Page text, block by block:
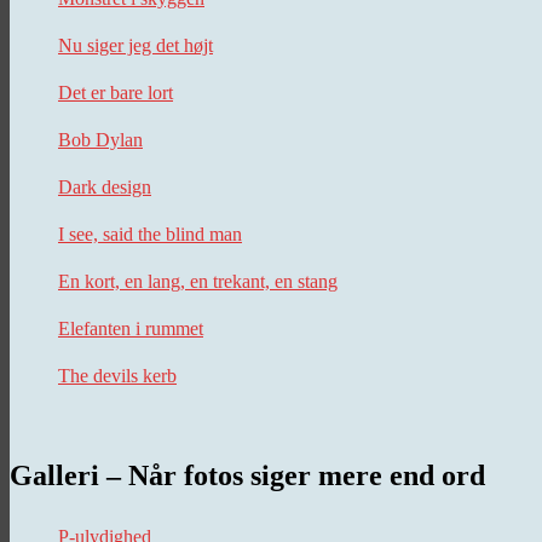
Nu siger jeg det højt
Det er bare lort
Bob Dylan
Dark design
I see, said the blind man
En kort, en lang, en trekant, en stang
Elefanten i rummet
The devils kerb
Galleri – Når fotos siger mere end ord
P-ulydighed